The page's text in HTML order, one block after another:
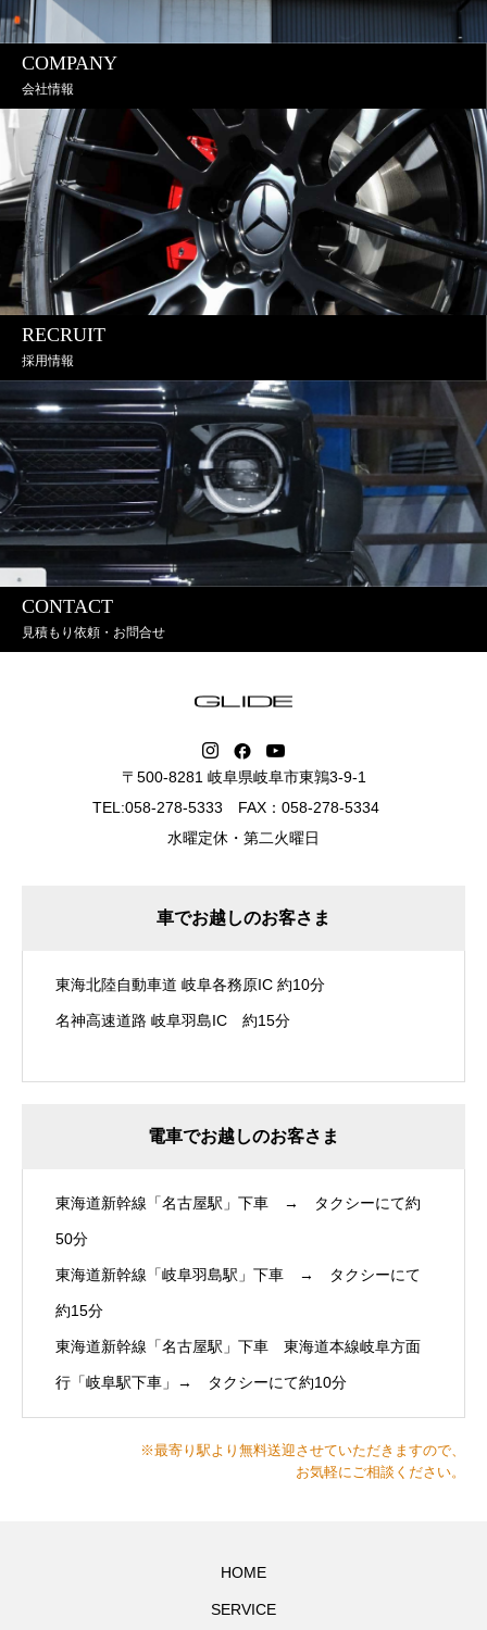
COMPANY
会社情報
RECRUIT
採用情報
CONTACT
見積もり依頼・お問合せ
〒500-8281 岐阜県岐阜市東鶉3-9-1
TEL:058-278-5333 FAX：058-278-5334
水曜定休・第二火曜日
車でお越しのお客さま
東海北陸自動車道 岐阜各務原IC 約10分
名神高速道路 岐阜羽島IC 約15分
電車でお越しのお客さま
東海道新幹線「名古屋駅」下車 → タクシーにて約
50分
東海道新幹線「岐阜羽島駅」下車 → タクシーにて
約15分
東海道新幹線「名古屋駅」下車 東海道本線岐阜方面
行「岐阜駅下車」→ タクシーにて約10分
※最寄り駅より無料送迎させていただきますので、
お気軽にご相談ください。
HOME
SERVICE